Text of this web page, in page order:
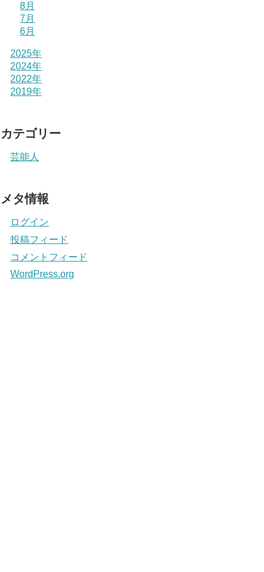
8月
7月
6月
2025年
2024年
2022年
2019年
カテゴリー
芸能人
メタ情報
ログイン
投稿フィード
コメントフィード
WordPress.org